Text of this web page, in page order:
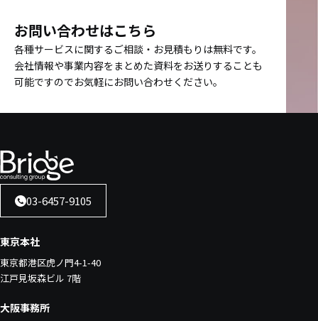
お問い合わせはこちら
各種サービスに関するご相談・お見積もりは無料です。
会社情報や事業内容をまとめた資料をお送りすることも
可能ですのでお気軽にお問い合わせください。
03-6457-9105
東京本社
東京都港区虎ノ門4-1-40
江戸見坂森ビル 7階
大阪事務所